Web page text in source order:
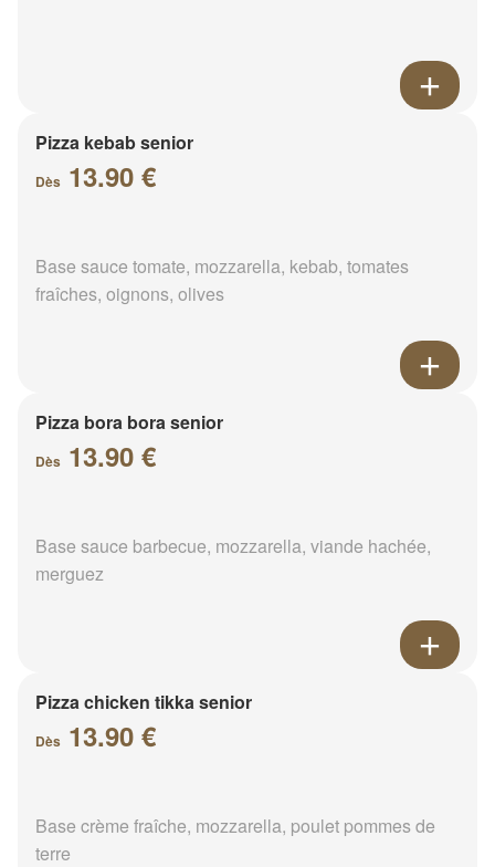
Pizza kebab senior
Dès 13.90 €
Base sauce tomate, mozzarella, kebab, tomates
fraîches, oignons, olives
Pizza bora bora senior
Dès 13.90 €
Base sauce barbecue, mozzarella, viande hachée,
merguez
Pizza chicken tikka senior
Dès 13.90 €
Base crème fraîche, mozzarella, poulet pommes de
terre